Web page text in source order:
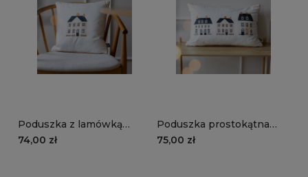
Poduszka z lamówką
XMAS wzór XM65 |
74,00 zł
Poduszka prostokątna
XMAS wzór XM65 |
75,00 zł